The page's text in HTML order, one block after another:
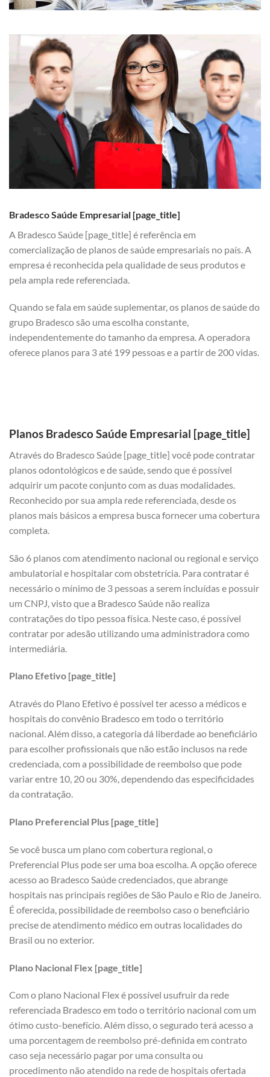
Bradesco Saúde Empresarial [page_title]
A Bradesco Saúde [page_title] é referência em
comercialização de planos de saúde empresariais no país. A
empresa é reconhecida pela qualidade de seus produtos e
pela ampla rede referenciada.
Quando se fala em saúde suplementar, os planos de saúde do
grupo Bradesco são uma escolha constante,
independentemente do tamanho da empresa. A operadora
oferece planos para 3 até 199 pessoas e a partir de 200 vidas.
Planos Bradesco Saúde Empresarial [page_title]
Através do Bradesco Saúde [page_title] você pode contratar
planos odontológicos e de saúde, sendo que é possível
adquirir um pacote conjunto com as duas modalidades.
Reconhecido por sua ampla rede referenciada, desde os
planos mais básicos a empresa busca fornecer uma cobertura
completa.
São 6 planos com atendimento nacional ou regional e serviço
ambulatorial e hospitalar com obstetrícia. Para contratar é
necessário o mínimo de 3 pessoas a serem incluídas e possuir
um CNPJ, visto que a Bradesco Saúde não realiza
contratações do tipo pessoa física. Neste caso, é possível
contratar por adesão utilizando uma administradora como
intermediária.
Plano Efetivo [page_title]
Através do Plano Efetivo é possível ter acesso a médicos e
hospitais do convênio Bradesco em todo o território
nacional. Além disso, a categoria dá liberdade ao beneficiário
para escolher profissionais que não estão inclusos na rede
credenciada, com a possibilidade de reembolso que pode
variar entre 10, 20 ou 30%, dependendo das especificidades
da contratação.
Plano Preferencial Plus [page_title]
Se você busca um plano com cobertura regional, o
Preferencial Plus pode ser uma boa escolha. A opção oferece
acesso ao Bradesco Saúde credenciados, que abrange
hospitais nas principais regiões de São Paulo e Rio de Janeiro.
É oferecida, possibilidade de reembolso caso o beneficiário
precise de atendimento médico em outras localidades do
Brasil ou no exterior.
Plano Nacional Flex [page_title]
Com o plano Nacional Flex é possível usufruir da rede
referenciada Bradesco em todo o território nacional com um
ótimo custo-benefício. Além disso, o segurado terá acesso a
uma porcentagem de reembolso pré-definida em contrato
caso seja necessário pagar por uma consulta ou
procedimento não atendido na rede de hospitais ofertada